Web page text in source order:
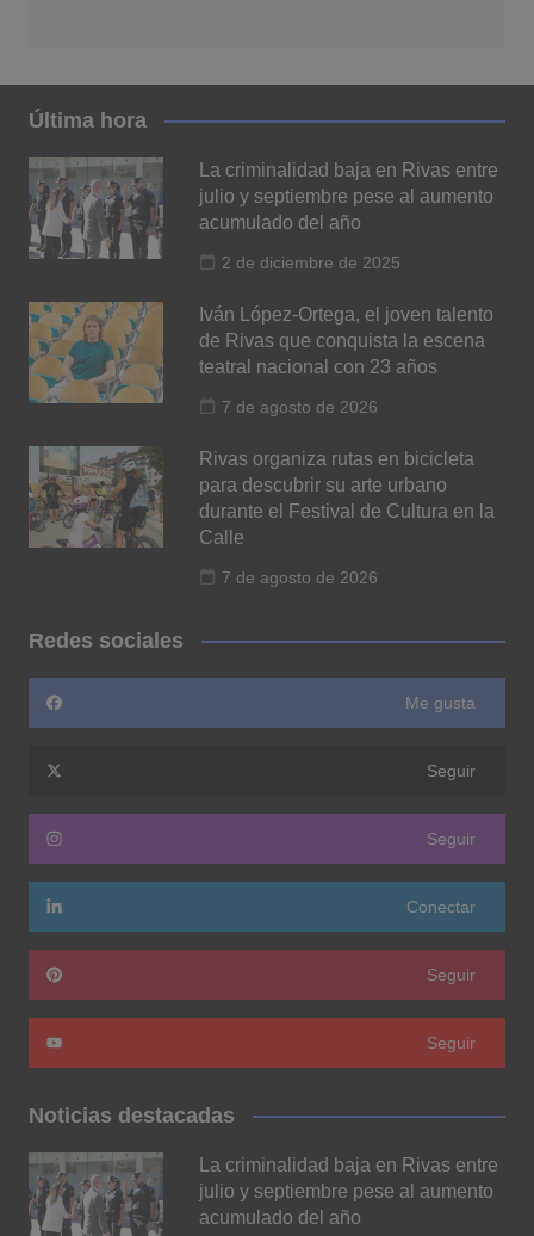
Última hora
La criminalidad baja en Rivas entre
julio y septiembre pese al aumento
acumulado del año
2 de diciembre de 2025
Iván López-Ortega, el joven talento
de Rivas que conquista la escena
teatral nacional con 23 años
7 de agosto de 2026
Rivas organiza rutas en bicicleta
para descubrir su arte urbano
durante el Festival de Cultura en la
Calle
7 de agosto de 2026
Redes sociales
Me gusta
Seguir
Seguir
Conectar
Seguir
Seguir
Noticias destacadas
La criminalidad baja en Rivas entre
julio y septiembre pese al aumento
acumulado del año